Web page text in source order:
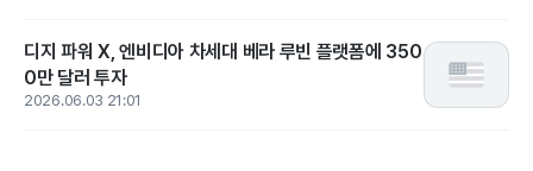
디지 파워 X, 엔비디아 차세대 베라 루빈 플랫폼에 350
0만 달러 투자
2026.06.03 21:01